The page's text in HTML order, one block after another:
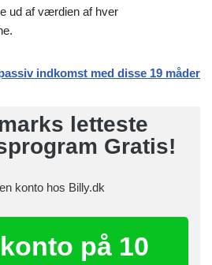
ud af værdien af hver
indkomst med disse 19 måder
letteste
Gratis!
konto hos Billy.dk
på 10